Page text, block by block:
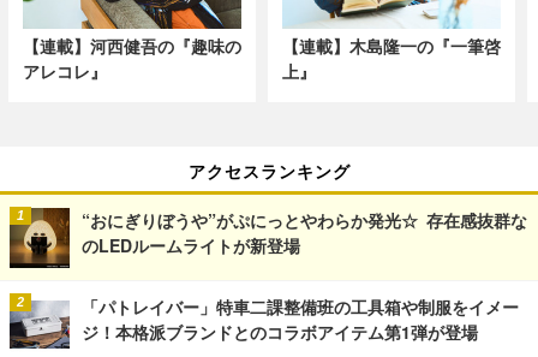
【連載】河西健吾の『趣味の
アレコレ』
【連載】木島隆一の『一筆啓
上』
アクセスランキング
“おにぎりぼうや”がぷにっとやわらか発光☆ 存在感抜群な
のLEDルームライトが新登場
「パトレイバー」特車二課整備班の工具箱や制服をイメー
ジ！本格派ブランドとのコラボアイテム第1弾が登場